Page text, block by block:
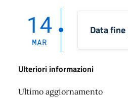
14
MAR
Data
Ulteriori informazioni
Ultimo aggiornamento